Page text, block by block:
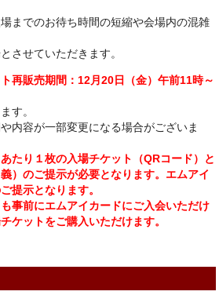
までのお待ち時間の短縮や会場内の混雑
させていただきます。
再販売期間：12月20日（金）午前11時～
す。
内容が一部変更になる場合がございま
たり１枚の入場チケット（QRコード）と
）のご提示が必要となります。エムアイ
提示となります。
事前にエムアイカードにご入会いただけ
ケットをご購入いただけます。